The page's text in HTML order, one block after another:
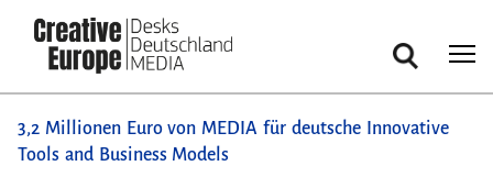
zum
Inhalt
Suche
3,2 Millionen Euro von MEDIA für deutsche Innovative
Tools and Business Models